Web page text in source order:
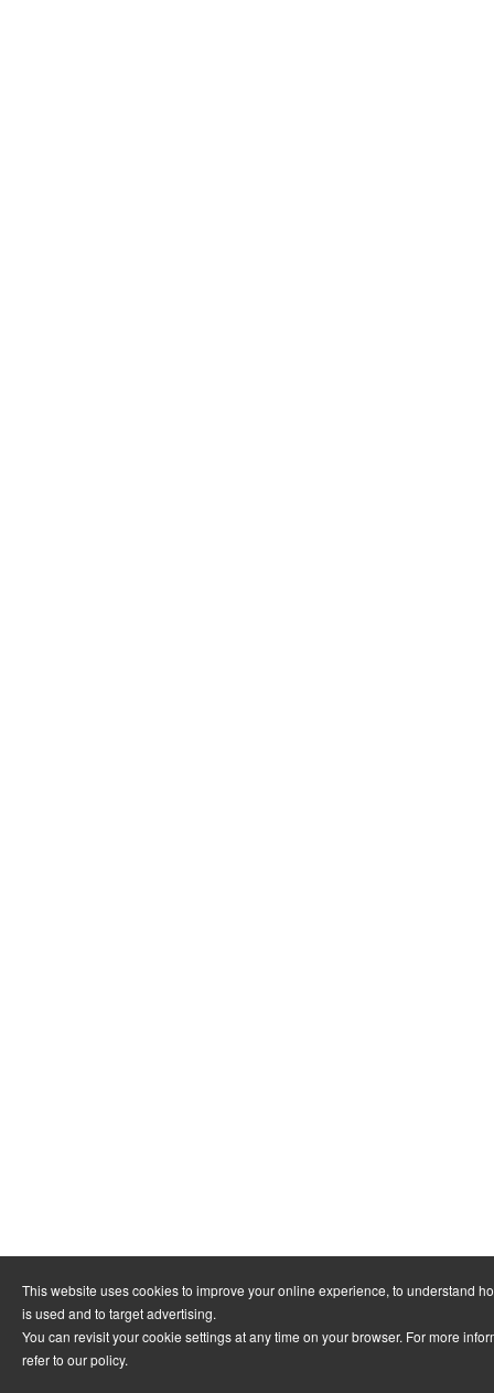
This website uses cookies to improve your online experience, to understand
is used and to target advertising.
You can revisit your cookie settings at any time on your browser. For more
refer to our policy.